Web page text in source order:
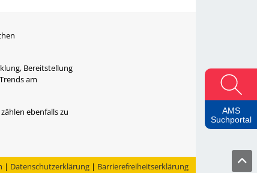
Bereitstellung
am
ebenfalls zu
| Datenschutzerklärung | Barrierefreiheitserklärung
AMS
Suchportal